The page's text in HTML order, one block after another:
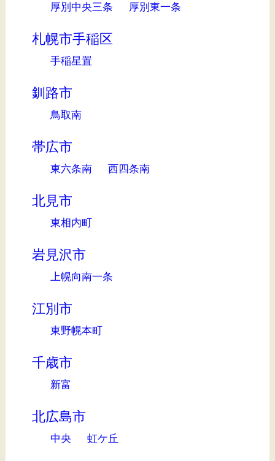
厚別中央三条 厚別東一条
札幌市手稲区
手稲星置
釧路市
鳥取南
帯広市
東六条南 西四条南
北見市
東相内町
岩見沢市
上幌向南一条
江別市
東野幌本町
千歳市
新富
北広島市
中央 虹ケ丘